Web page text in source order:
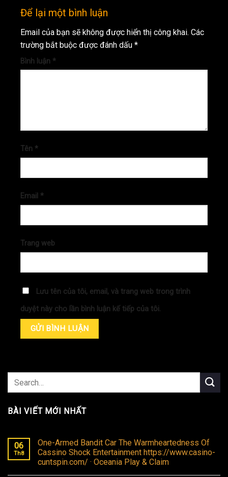
Để lại một bình luận
Email của bạn sẽ không được hiển thị công khai. Các
trường bắt buộc được đánh dấu *
Bình luận *
Tên *
Email *
Trang web
Lưu tên của tôi, email, và trang web trong trình
duyệt này cho lần bình luận kế tiếp của tôi.
BÀI VIẾT MỚI NHẤT
06
Th8
One-Armed Bandit Car The Warmheartedness Of
Cassino Shock Entertainment https://www.casino-
cuntspin.com/ · Oceania Play & Claim